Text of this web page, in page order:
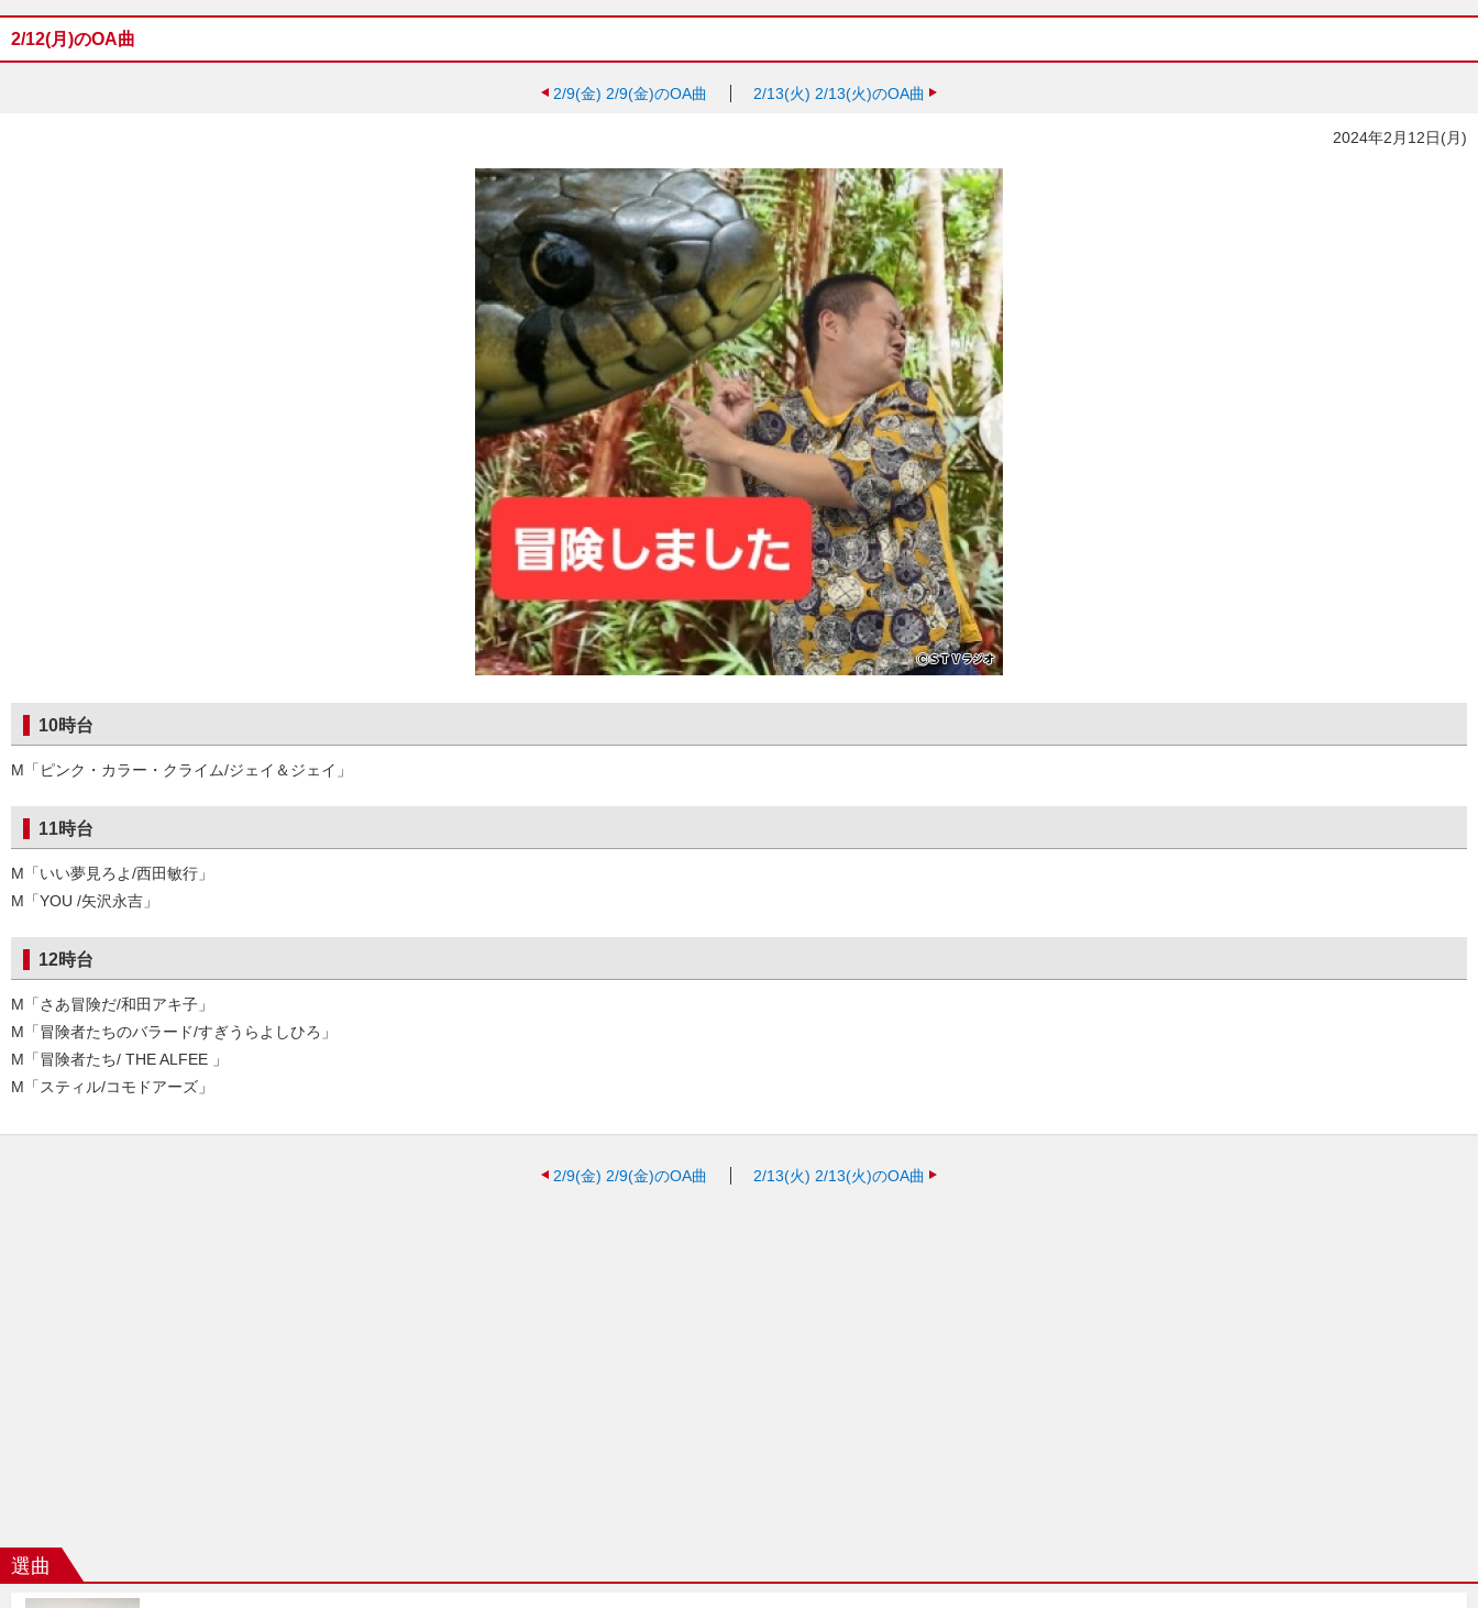
2/12(月)のOA曲
2/9(金) 2/9(金)のOA曲 2/13(火) 2/13(火)のOA曲
2024年2月12日(月)
10時台
M「ピンク・カラー・クライム/ジェイ＆ジェイ」
11時台
M「いい夢見ろよ/西田敏行」
M「YOU /矢沢永吉」
12時台
M「さあ冒険だ/和田アキ子」
M「冒険者たちのバラード/すぎうらよしひろ」
M「冒険者たち/ THE ALFEE 」
M「スティル/コモドアーズ」
2/9(金) 2/9(金)のOA曲 2/13(火) 2/13(火)のOA曲
選曲